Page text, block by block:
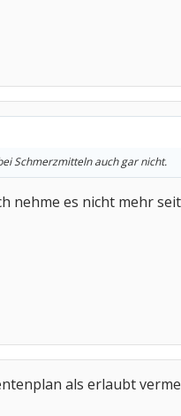
Schmerzmitteln auch gar nicht.
nehme es nicht mehr
als erlaubt